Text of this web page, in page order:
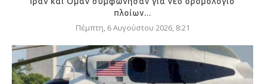
πλοίων...
Πέμπτη, 6 Αυγούστου 2026, 8:21